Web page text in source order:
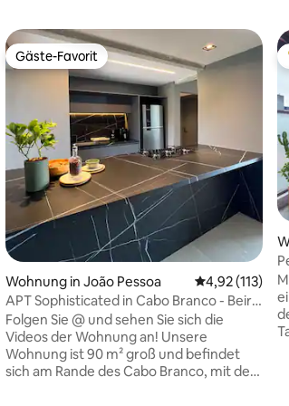
Bewertung: 5 von 5, 24
Gäste-Favorit
Gäste-Favorit
Wohnung in João Pessoa
4,92 (113)
APT Sophisticated in Cabo Branco - Beira
Mar!
Folgen Sie @ und sehen Sie sich die
Videos der Wohnung an! Unsere
Wohnung ist 90 m² groß und befindet
sich am Rande des Cabo Branco, mit dem